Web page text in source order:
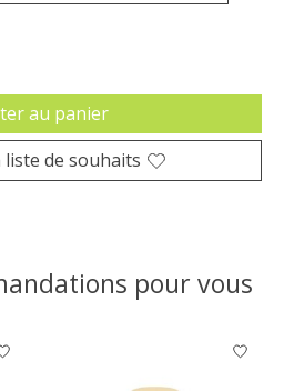
au panier
de souhaits
pour vous
produits